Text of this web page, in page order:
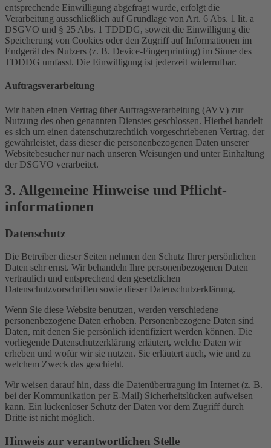
entsprechende Einwilligung abgefragt wurde, erfolgt die
Verarbeitung ausschließlich auf Grundlage von Art. 6 Abs. 1 lit. a
DSGVO und § 25 Abs. 1 TDDDG, soweit die Einwilligung die
Speicherung von Cookies oder den Zugriff auf Informationen im
Endgerät des Nutzers (z. B. Device-Fingerprinting) im Sinne des
TDDDG umfasst. Die Einwilligung ist jederzeit widerrufbar.
Auftragsverarbeitung
Wir haben einen Vertrag über Auftragsverarbeitung (AVV) zur
Nutzung des oben genannten Dienstes geschlossen. Hierbei handelt
es sich um einen datenschutzrechtlich vorgeschriebenen Vertrag, der
gewährleistet, dass dieser die personenbezogenen Daten unserer
Websitebesucher nur nach unseren Weisungen und unter Einhaltung
der DSGVO verarbeitet.
3. Allgemeine Hinweise und Pflicht­
informationen
Datenschutz
Die Betreiber dieser Seiten nehmen den Schutz Ihrer persönlichen
Daten sehr ernst. Wir behandeln Ihre personenbezogenen Daten
vertraulich und entsprechend den gesetzlichen
Datenschutzvorschriften sowie dieser Datenschutzerklärung.
Wenn Sie diese Website benutzen, werden verschiedene
personenbezogene Daten erhoben. Personenbezogene Daten sind
Daten, mit denen Sie persönlich identifiziert werden können. Die
vorliegende Datenschutzerklärung erläutert, welche Daten wir
erheben und wofür wir sie nutzen. Sie erläutert auch, wie und zu
welchem Zweck das geschieht.
Wir weisen darauf hin, dass die Datenübertragung im Internet (z. B.
bei der Kommunikation per E-Mail) Sicherheitslücken aufweisen
kann. Ein lückenloser Schutz der Daten vor dem Zugriff durch
Dritte ist nicht möglich.
Hinweis zur verantwortlichen Stelle